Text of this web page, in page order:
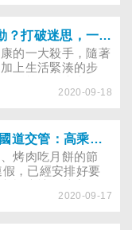
下方法，透過簡單
調理，由內而外，
！
心血管疾病不能運動？打破迷思，一起來做健心運動！
的一大殺手，隨著
上生活緊湊的步
響人們日常生活，
做起。本文分享在
作，不妨起身動一
2020-09-18
【2020中秋連假】國道交管：高乘載管制、匝道封閉、開放路肩路段、國道暫停收費時段、替代道路資訊、即時路況總整理
烤肉吃月餅的節
，已經安排好要
少國旅行程夯到不
2020-09-17